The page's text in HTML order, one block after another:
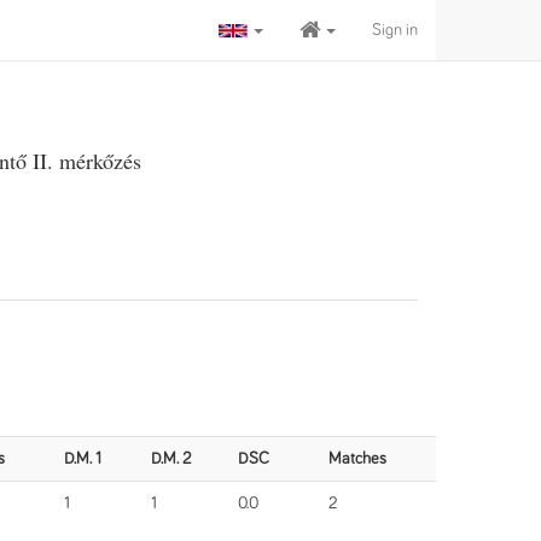
Sign in
II. mérkőzés
D.M. 1 D.M. 2 DSC Matches
1 1 0.0 2